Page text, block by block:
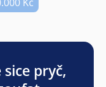
pryč,